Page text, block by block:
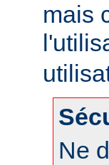
mais
Ne